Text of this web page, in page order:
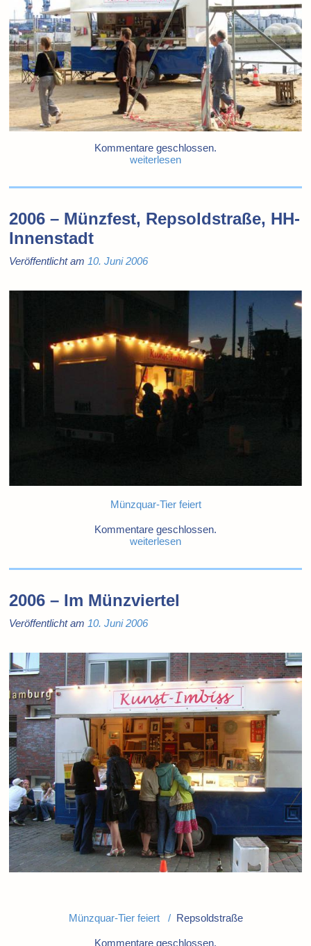
Kommentare geschlossen.
weiterlesen
2006 – Münzfest, Repsoldstraße, HH-
Innenstadt
Veröffentlicht am10. Juni 2006
Münzquar-Tier feiert
Kommentare geschlossen.
weiterlesen
2006 – Im Münzviertel
Veröffentlicht am 10. Juni 2006
Münzquar-Tier feiert / Repsoldstraße
Kommentare geschlossen.